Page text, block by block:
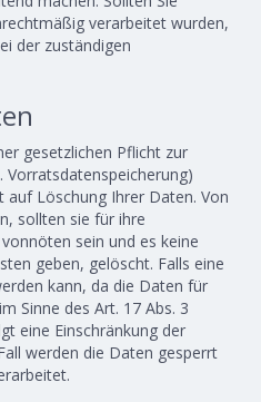
verarbeitet wurden,
der zuständigen
gesetzlichen Pflicht zur
auf Löschung Ihrer Daten. Von
sollten sie für ihre
sein und es keine
geben, gelöscht. Falls eine
kann, da die Daten für
Sinne des Art. 17 Abs. 3
eine Einschränkung der
werden die Daten gesperrt